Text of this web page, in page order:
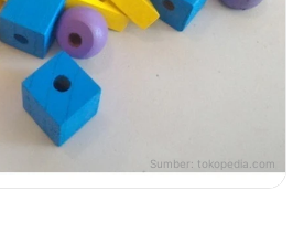
Sumber: tokopedia.com